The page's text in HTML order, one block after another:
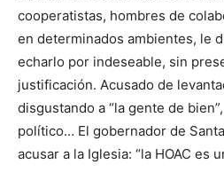
cooperatistas, hombres de
en determinados ambientes, le
echarlo por indeseable, sin
justificación. Acusado de
disgustando a “la gente de
político… El gobernador de
acusar a la Iglesia: “la HOAC es